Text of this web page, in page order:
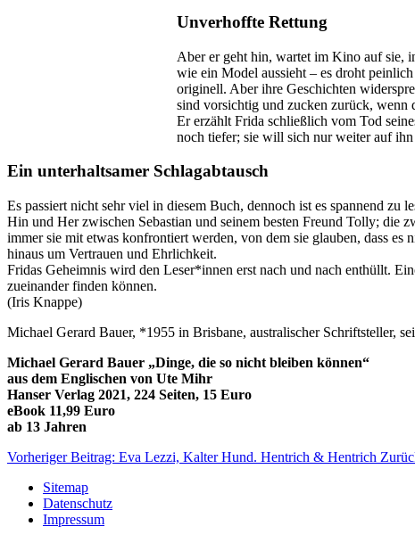
Unverhoffte Rettung
Aber er geht hin, wartet im Kino auf sie,
wie ein Model aussieht – es droht
originell. Aber ihre Geschichten
sind vorsichtig und zucken zurück, wenn
Er erzählt Frida schließlich vom Tod
noch tiefer; sie will sich nur weiter auf
Ein unterhaltsamer Schlagabtausch
Es passiert nicht sehr viel in diesem Buch, dennoch ist es spannend
Hin und Her zwischen Sebastian und seinem besten Freund Tolly; die
immer sie mit etwas konfrontiert werden, von dem sie glauben, dass
hinaus um Vertrauen und Ehrlichkeit.
Fridas Geheimnis wird den Leser*innen erst nach und nach enthüllt.
zueinander finden können.
(Iris Knappe)
Michael Gerard Bauer, *1955 in Brisbane, australischer Schriftsteller,
Michael Gerard Bauer „Dinge, die so nicht bleiben können“
aus dem Englischen von Ute Mihr
Hanser Verlag 2021, 224 Seiten, 15 Euro
eBook 11,99 Euro
ab 13 Jahren
Vorheriger Beitrag: Eva Lezzi, Kalter Hund. Hentrich & Hentrich
Sitemap
Datenschutz
Impressum